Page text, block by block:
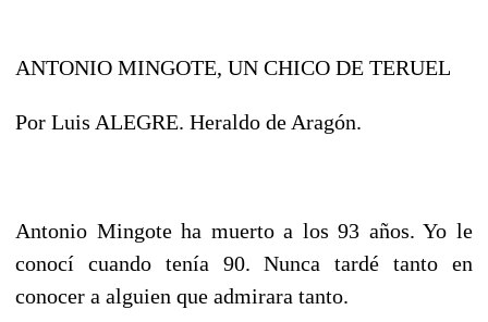
ANTONIO MINGOTE, UN CHICO DE TERUEL
Por Luis ALEGRE. Heraldo de Aragón.
Antonio Mingote ha muerto a los 93 años. Yo le
conocí cuando tenía 90. Nunca tardé tanto en
conocer a alguien que admirara tanto.